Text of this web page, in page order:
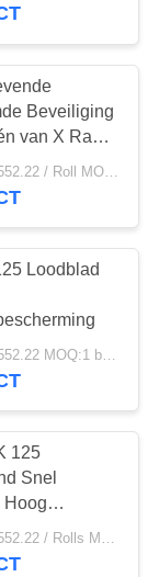
38
de
24
Beveiliging
van X Ray
For
Loodblad
$497.00 - $552.22 MOQ:1 broodje/Broodjes
125
Snel
Hoog
Één
Bestand het
$497.00 - $552.22 / Rolls MOQ:1Roll /Rolls